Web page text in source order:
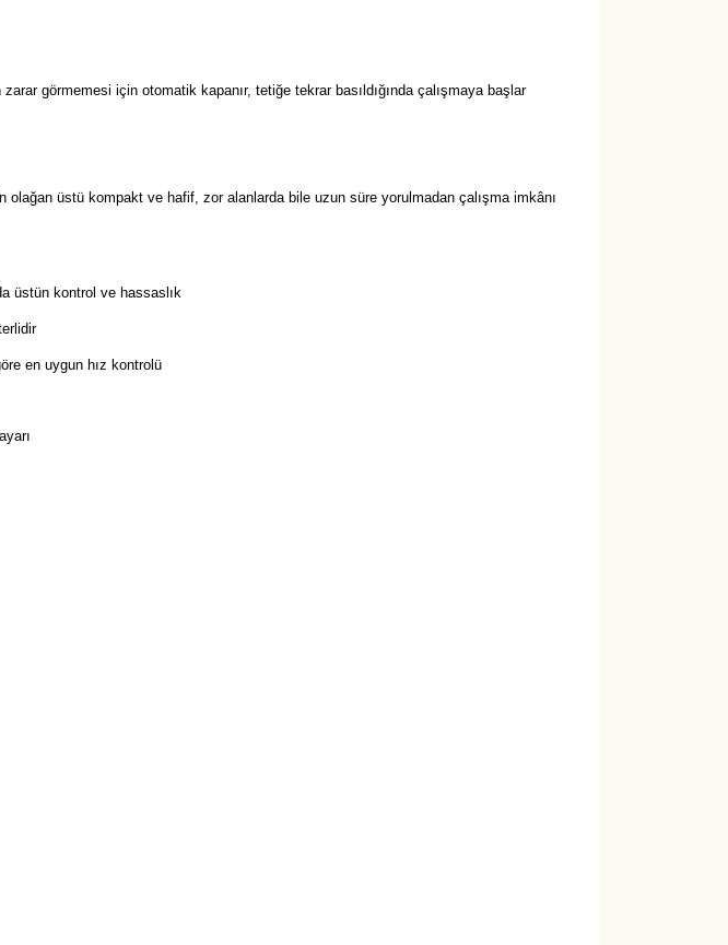
görmemesi için otomatik kapanır, tetiğe tekrar basıldığında çalışmaya başlar
üstü kompakt ve hafif, zor alanlarda bile uzun süre yorulmadan çalışma imkânı
üstün kontrol ve hassaslık
en uygun hız kontrolü